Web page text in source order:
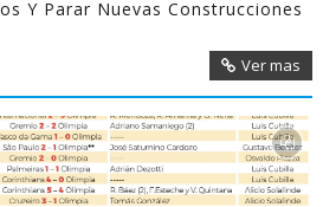
Y Parar Nuevas Construcciones
Ver mas